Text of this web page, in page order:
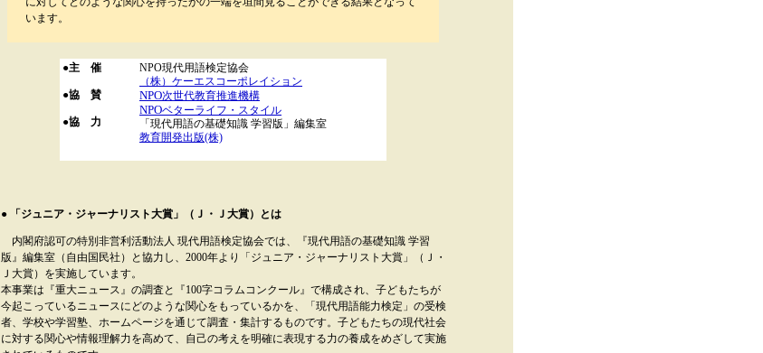
います。
●主 催
●協 賛
●協 力
NPO現代用語検定協会
（株）ケーエスコーポレイション
NPO次世代教育推進機構
NPOベターライフ・スタイル
「現代用語の基礎知識 学習版」編集室
教育開発出版(株)
● 「ジュニア・ジャーナリスト大賞」（Ｊ・Ｊ大賞）とは
内閣府認可の特別非営利活動法人 現代用語検定協会では、『現代用語の基礎知識 学習
版』編集室（自由国民社）と協力し、2000年より「ジュニア・ジャーナリスト大賞」（Ｊ・
Ｊ大賞）を実施しています。
本事業は『重大ニュース』の調査と『100字コラムコンクール』で構成され、子どもたちが
今起こっているニュースにどのような関心をもっているかを、「現代用語能力検定」の受検
者、学校や学習塾、ホームページを通じて調査・集計するものです。子どもたちの現代社会
に対する関心や情報理解力を高めて、自己の考えを明確に表現する力の養成をめざして実施